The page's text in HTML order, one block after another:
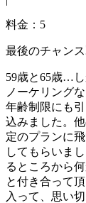
料金：5
最後のチャン
59歳と65歳…
ノーケリング
年齢制限にも
込みました。
定のプランに
してもらいま
るところから
と付き合って
入って、思い